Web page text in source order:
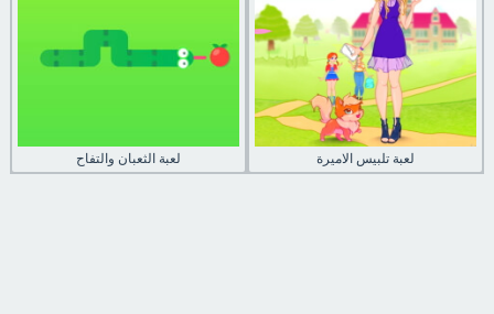
لعبة الثعبان والتفاح لعبة تلبيس الاميرة